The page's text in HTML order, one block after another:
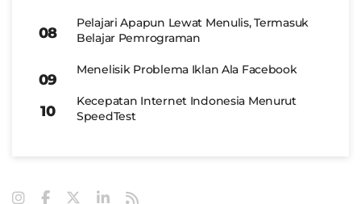
Pelajari Apapun Lewat Menulis, Termasuk
Belajar Pemrograman
Menelisik Problema Iklan Ala Facebook
Kecepatan Internet Indonesia Menurut
SpeedTest